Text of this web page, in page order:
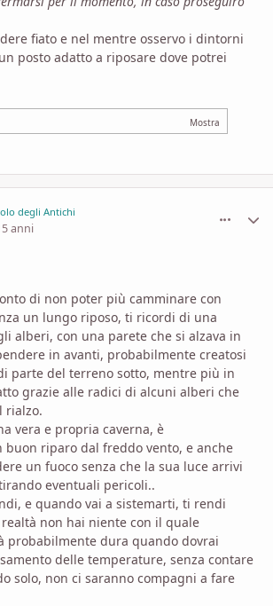
fiato e nel mentre osservo i dintorni
posto adatto a riposare dove potrei
degli Antichi
anni
di non poter più camminare con
un lungo riposo, ti ricordi di una
alberi, con una parete che si alzava in
in avanti, probabilmente creatosi
parte del terreno sotto, mentre più in
grazie alle radici di alcuni alberi che
rialzo.
vera e propria caverna, è
riparo dal freddo vento, e anche
un fuoco senza che la sua luce arrivi
eventuali pericoli..
e quando vai a sistemarti, ti rendi
non hai niente con il quale
probabilmente dura quando dovrai
delle temperature, senza contare
solo, non ci saranno compagni a fare